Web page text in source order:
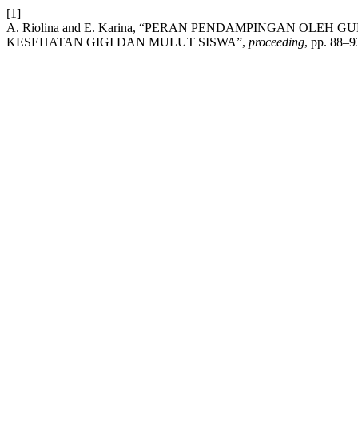
[1]
A. Riolina and E. Karina, “PERAN PENDAMPINGAN OLEH
KESEHATAN GIGI DAN MULUT SISWA”, proceeding, pp.